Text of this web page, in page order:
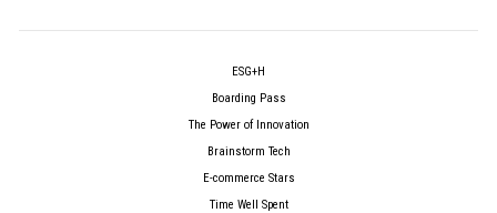
ESG+H
Boarding Pass
The Power of Innovation
Brainstorm Tech
E-commerce Stars
Time Well Spent